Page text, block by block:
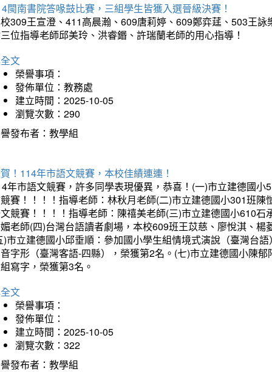
閩南書院答喙鼓比賽，三組學生皆獲入選晉級決賽！
309王宣澄、411高晨瀚、609唐莉婷、609鄭弈莛、503王
位指導老師邱美玲、洪睿鍲、許瑞蘭老師的用心指導！
文
榮譽事項：
發佈單位：教務處
建立時間：2025-10-05
瀏覽次數：290
發布者：教學組
！114年市語文競賽，本校佳績連連！
年市語文競賽，許多同學表現優異，恭喜！(一)市立建德國
賽！！！！指導老師：林秋月老師(二)市立建德國小301班
競賽！！！！指導老師：陳禧美老師(三)市立建德國小610
老師(四)台灣台語讀者劇場，本校609班王苡慈、廖悅淇、
)市立建德國小邱垂順：參加國小學生組情境式演說（臺灣台
字形（臺灣客語-四縣），榮獲第2名。(七)市立建德國小陳
寫字，榮獲第3名。
文
榮譽事項：
發佈單位：
建立時間：2025-10-05
瀏覽次數：322
發布者：教學組